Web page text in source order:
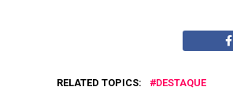
RELATED TOPICS: DESTAQUE